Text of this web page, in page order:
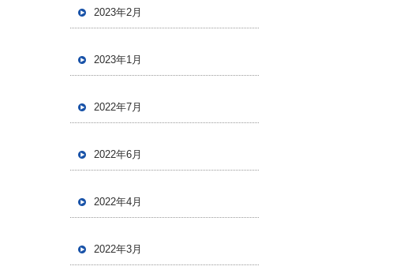
2023年2月
2023年1月
2022年7月
2022年6月
2022年4月
2022年3月